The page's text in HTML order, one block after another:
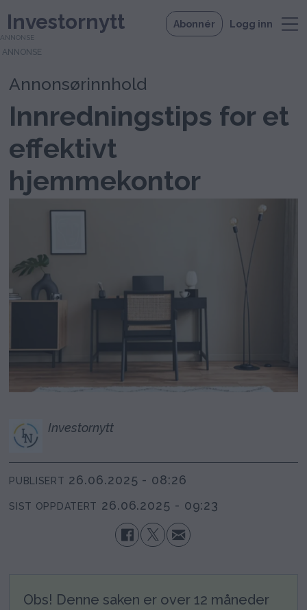
Investornytt Abonnér Logg inn
ANNONSE
Annonsørinnhold
Innredningstips for et
effektivt
hjemmekontor
Investornytt
PUBLISERT 26.06.2025 - 08:26
SIST OPPDATERT 26.06.2025 - 09:23
Obs! Denne saken er over 12 måneder